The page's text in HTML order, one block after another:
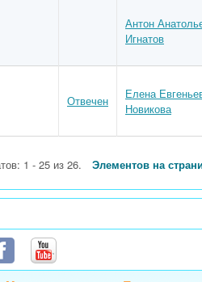
Антон
Игнатов
Отвечен
Елена
Новикова
1 - 25 из 26. Элементов на